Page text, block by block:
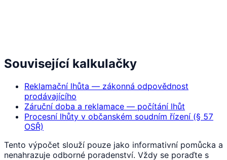
Související kalkulačky
Reklamační lhůta — zákonná odpovědnost
prodávajícího
Záruční doba a reklamace — počítání lhůt
Procesní lhůty v občanském soudním řízení (§ 57
OSŘ)
Tento výpočet slouží pouze jako informativní pomůcka a
nenahrazuje odborné poradenství. Vždy se poraďte s